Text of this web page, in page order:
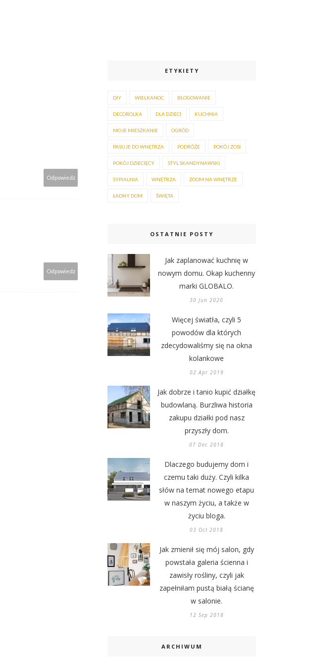
Odpowiedz
Odpowiedz
ETYKIETY
DIY WIELKANOC BLOGOWANIE
DECOROLKA DLA DZIECI KUCHNIA
MOJE MIESZKANIE OGRÓD
PASUJE DO WNĘTRZA PODRÓŻE POKÓJ ZOSI
POKÓJ DZIECIĘCY STYL SKANDYNAWSKI
SYPIALNIA WNĘTRZA ZOOM NA WNĘTRZE
ŁADNY DOM ŚWIĘTA
OSTATNIE POSTY
Jak zaplanować kuchnię w
nowym domu. Okap kuchenny
marki GLOBALO.
30 Jun 2020
Więcej światła, czyli 5
powodów dla których
zdecydowaliśmy się na okna
kolankowe
02 Apr 2019
Jak dobrze i tanio kupić działkę
budowlaną. Burzliwa historia
zakupu działki pod nasz
przyszły dom.
07 Dec 2018
Dlaczego budujemy dom i
czemu taki duży. Czyli kilka
słów na temat nowego etapu
w naszym życiu, a także w
życiu bloga.
03 Oct 2018
Jak zmienił się mój salon, gdy
powstała galeria ścienna i
zawisły rośliny, czyli jak
zapełniłam pustą białą ścianę
w salonie.
12 Sep 2018
ARCHIWUM